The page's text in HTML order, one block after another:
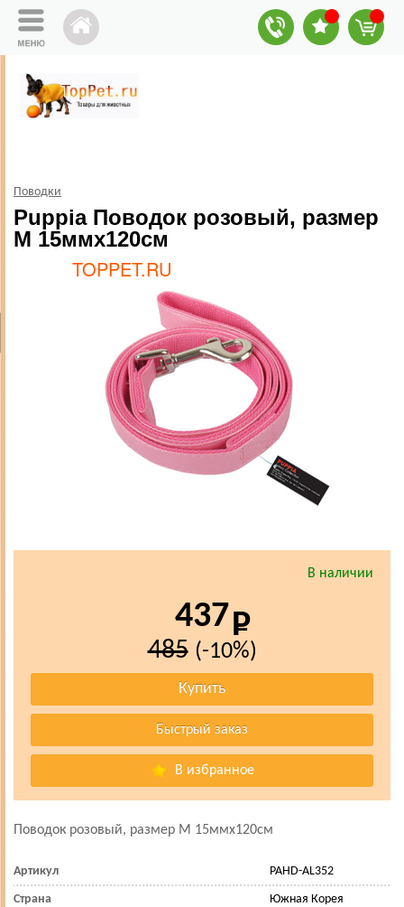
Поводки
Puppia Поводок розовый, размер
M 15ммх120см
В наличии
437
485 (-10%)
В избранное
Поводок розовый, размер M 15ммх120см
Артикул PAHD-AL352
Страна Южная Корея